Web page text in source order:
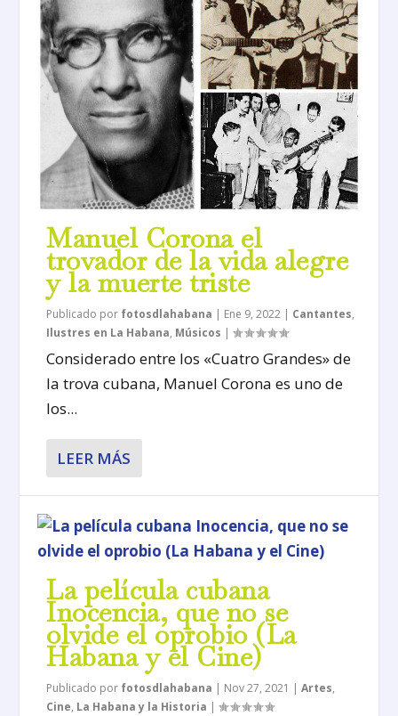
Manuel Corona el
trovador de la vida alegre
y la muerte triste
Publicado por fotosdlahabana | Ene 9, 2022 | Cantantes,
Ilustres en La Habana, Músicos |
Considerado entre los «Cuatro Grandes» de
la trova cubana, Manuel Corona es uno de
los...
LEER MÁS
La película cubana
Inocencia, que no se
olvide el oprobio (La
Habana y el Cine)
Publicado por fotosdlahabana | Nov 27, 2021 |Artes,
Cine, La Habana y la Historia |